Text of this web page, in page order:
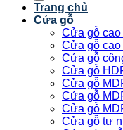
Trang chủ
Cửa gỗ
Cửa gỗ cao
Cửa gỗ cao
Cửa gỗ
Cửa gỗ
Cửa gỗ
Cửa gỗ
Cửa gỗ
Cửa gỗ tự